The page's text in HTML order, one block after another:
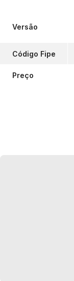
Versão
Código Fipe
Preço